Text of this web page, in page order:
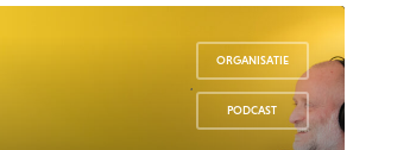
ORGANISATIE
PODCAST